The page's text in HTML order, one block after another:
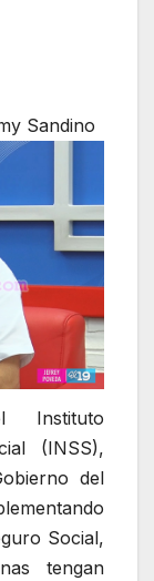
Sandino
Instituto
(INSS),
del
Social,
tengan